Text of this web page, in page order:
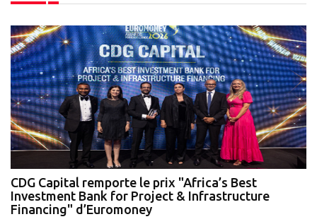
CDG Capital remporte le prix "Africa’s Best
Investment Bank for Project & Infrastructure
Financing" d’Euromoney